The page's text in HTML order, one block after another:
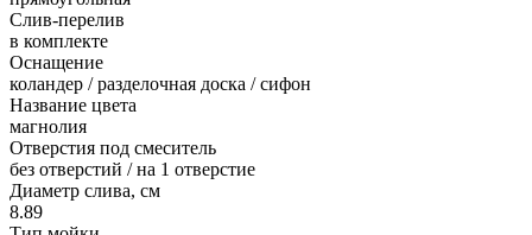
Слив-перелив
в комплекте
Оснащение
коландер / разделочная доска / сифон
Название цвета
магнолия
Отверстия под смеситель
без отверстий / на 1 отверстие
Диаметр слива, см
8.89